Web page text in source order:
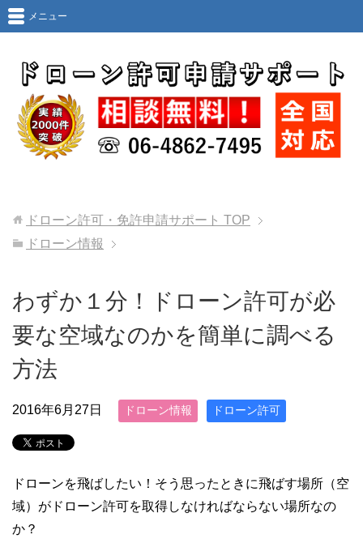
メニュー
ドローン許可・免許申請サポート TOP
ドローン情報
わずか１分！ドローン許可が必
要な空域なのかを簡単に調べる
方法
2016年6月27日 ドローン情報 ドローン許可
ドローンを飛ばしたい！そう思ったときに飛ばす場所（空
域）がドローン許可を取得しなければならない場所なの
か？